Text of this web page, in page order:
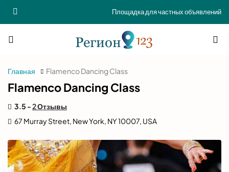
Площадка для частных объявлений
Главная Flamenco Dancing Class
Flamenco Dancing Class
3.5 -2 Отзывы
67 Murray Street, New York, NY 10007, USA